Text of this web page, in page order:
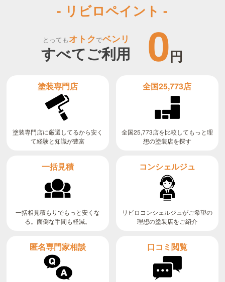
- リビロペイント -
とってもオトクでベンリ
すべてご利用 0円
塗装専門店
塗装専門店に厳選してるから安く
て経験と知識が豊富
全国25,773店
全国25,773店を比較してもっと理
想の塗装店を探す
一括見積
一括相見積もりでもっと安くな
る。面倒な手間も軽減。
コンシェルジュ
リビロコンシェルジュがご希望の
理想の塗装店をご紹介
匿名専門家相談 口コミ閲覧